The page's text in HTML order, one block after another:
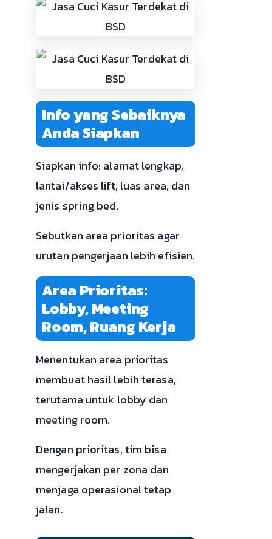
Info yang Sebaiknya
Anda Siapkan
Siapkan info: alamat lengkap,
lantai/akses lift, luas area, dan
jenis spring bed.
Sebutkan area prioritas agar
urutan pengerjaan lebih efisien.
Area Prioritas:
Lobby, Meeting
Room, Ruang Kerja
Menentukan area prioritas
membuat hasil lebih terasa,
terutama untuk lobby dan
meeting room.
Dengan prioritas, tim bisa
mengerjakan per zona dan
menjaga operasional tetap
jalan.